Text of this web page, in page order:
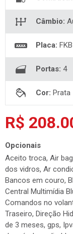
Câmbio:
Placa:
Portas:4
Cor:Prata
R$
Opcionais
Aceito troca, Air
dos vidros, Ar
Bancos em couro,
Central Multimídia